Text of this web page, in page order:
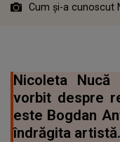
Cum și-a cunoscut
Nicoleta
vorbit despre
este Bogdan
îndrăgita artistă.